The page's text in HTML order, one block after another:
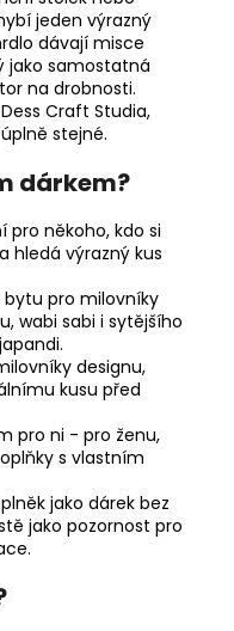
jeden výrazný
dávají misce
jako samostatná
na drobnosti.
Craft Studia,
stejné.
dárkem?
pro někoho, kdo si
hledá výrazný kus
bytu pro milovníky
wabi sabi i sytějšího
designu,
kusu před
pro ni - pro ženu,
s vlastním
jako dárek bez
jako pozornost pro